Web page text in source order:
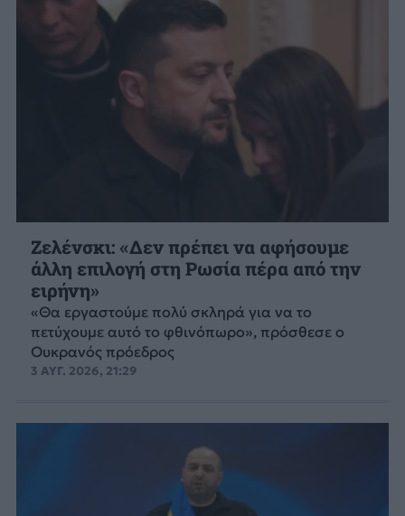
Ζελένσκι: «Δεν πρέπει να αφήσουμε
άλλη επιλογή στη Ρωσία πέρα από την
ειρήνη»
«Θα εργαστούμε πολύ σκληρά για να το
πετύχουμε αυτό το φθινόπωρο», πρόσθεσε ο
Ουκρανός πρόεδρος
3 ΑΥΓ. 2026, 21:29